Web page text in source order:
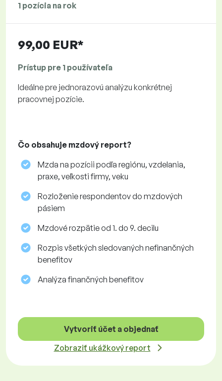
1 pozícia na rok
99,00 EUR*
Prístup pre 1 používateľa
Ideálne pre jednorazovú analýzu konkrétnej
pracovnej pozície.
Čo obsahuje mzdový report?
Mzda na pozícii podľa regiónu, vzdelania,
praxe, veľkosti firmy, veku
Rozloženie respondentov do mzdových
pásiem
Mzdové rozpätie od 1. do 9. decilu
Rozpis všetkých sledovaných nefinančných
benefitov
Analýza finančných benefitov
Vytvoriť účet a objednať
Zobraziť ukážkový report